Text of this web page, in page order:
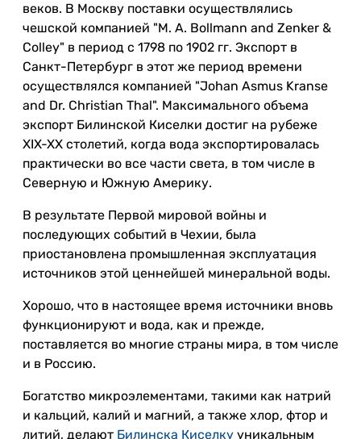
веков. В Москву поставки осуществлялись
чешской компанией "M. A. Bollmann and Zenker &
Colley" в период с 1798 по 1902 гг. Экспорт в
Санкт-Петербург в этот же период времени
осуществлялся компанией "Johan Asmus Kranse
and Dr. Christian Thal". Максимального объема
экспорт Билинской Киселки достиг на рубеже
XIX-XX столетий, когда вода экспортировалась
практически во все части света, в том числе в
Северную и Южную Америку.
В результате Первой мировой войны и
последующих событий в Чехии, была
приостановлена промышленная эксплуатация
источников этой ценнейшей минеральной воды.
Хорошо, что в настоящее время источники вновь
функционируют и вода, как и прежде,
поставляется во многие страны мира, в том числе
и в Россию.
Богатство микроэлементами, такими как натрий
и кальций, калий и магний, а также хлор, фтор и
литий, делают Билинска Киселку уникальным